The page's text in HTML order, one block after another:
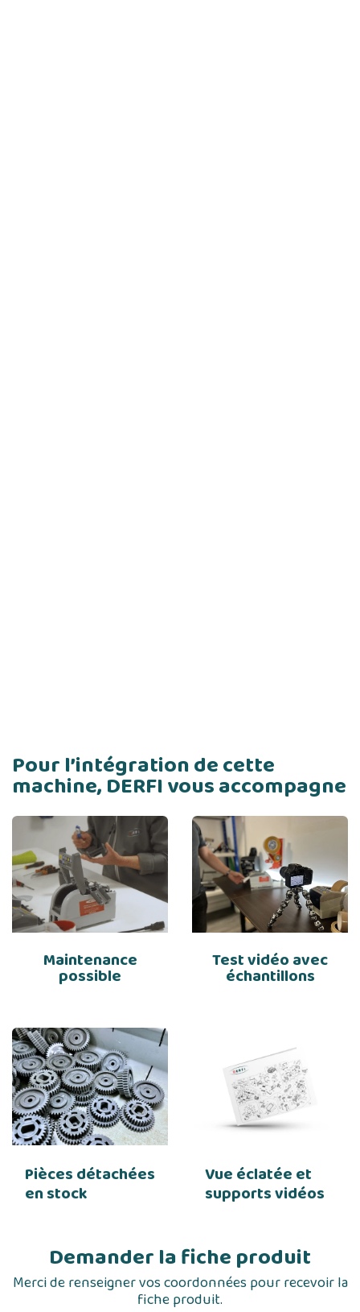
Pour l’intégration de cette
machine, DERFI vous accompagne
Maintenance
possible
Test vidéo avec
échantillons
Pièces détachées
en stock
Vue éclatée et
supports vidéos
Demander la fiche produit
Merci de renseigner vos coordonnées pour recevoir la
fiche produit.